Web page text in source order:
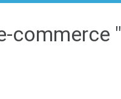
commerce "